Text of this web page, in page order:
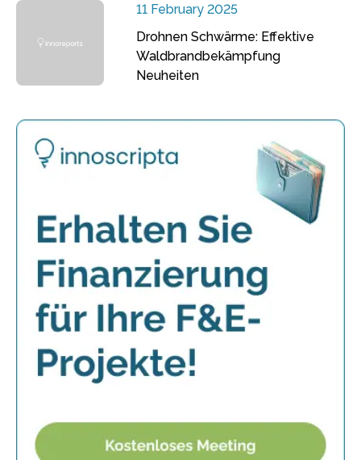
11 February 2025
Drohnen Schwärme: Effektive
Waldbrandbekämpfung
Neuheiten